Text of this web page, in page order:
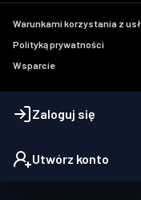
Warunkami korzystania z
Polityką prywatności
Wsparcie
Zaloguj się
Utwórz konto